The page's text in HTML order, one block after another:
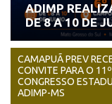
ADIMP
DE 8 A 10 DE
CAMAPUÃ PREV
CONVITE PARA O 11º
CONGRESSO
ADIMP-MS